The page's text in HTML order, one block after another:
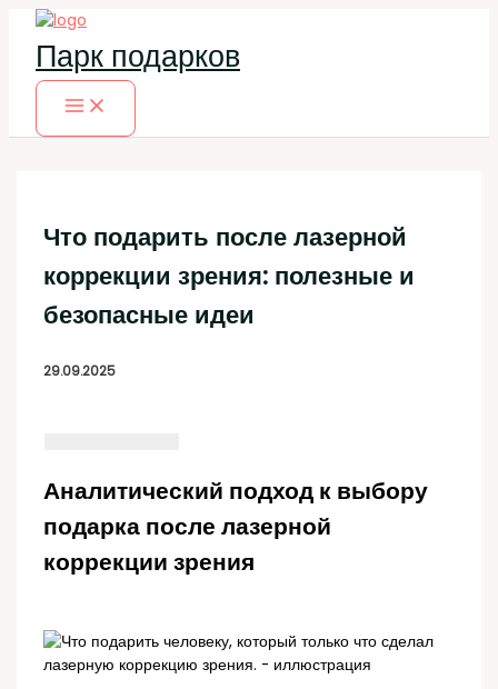
Перейти
содержимому
Парк подарков
Что подарить после лазерной
коррекции зрения: полезные и
безопасные идеи
29.09.2025
Аналитический подход к выбору
подарка после лазерной
коррекции зрения